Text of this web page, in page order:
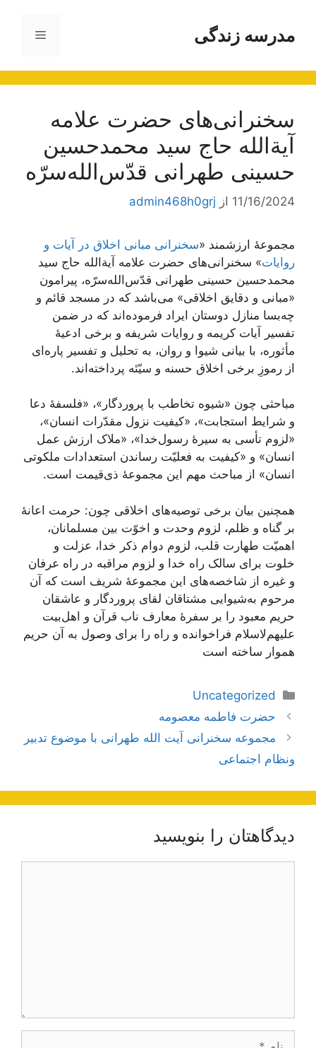
محتوامدرسه زندگی فهرست
سخنرانی‌های حضرت علامه
آیة‌الله حاج سید محمدحسین
حسینی طهرانی قدّس‌الله‌سرّه
11/16/2024 از admin468h0grj
مجموعۀ ارزشمند «سخنرانی مبانی اخلاق در آیات و
روایات» سخنرانی‌های حضرت علامه آیة‌الله حاج سید
محمدحسین حسینی طهرانی قدّس‌الله‌سرّه، پیرامون
«مبانی و دقایق اخلاقی» می‌باشد که در مسجد قائم و
چه‌بسا منازل دوستان ایراد فرموده‌اند که در ضمن
تفسیر آیات کریمه و روایات شریفه و برخی ادعیۀ
مأثوره، با بیانی شیوا و روان، به تحلیل و تفسیر پاره‌ای
از رموزِ برخی اخلاق حسنه و سیّئه پرداخته‌اند.
مباحثی چون «شیوه تخاطب با پروردگار»، «فلسفۀ دعا
و شرایط استجابت»، «کیفیت نزول مقدّرات انسان»،
«لزوم تأسی به سیرۀ رسول‌خدا»، «ملاک ارزش عمل
انسان» و «کیفیت به فعلیّت‌ رساندن استعدادات ملکوتی
انسان» از مباحث مهم این مجموعۀ ذی‌قیمت است.
همچنین بیان برخی توصیه‌های اخلاقی چون: حرمت اعانۀ
بر گناه و ظلم، لزوم وحدت و اخوّت بین مسلمانان،
اهمیّت طهارت قلب، لزوم دوام ذکر خدا، عزلت و
خلوت برای سالک راه خدا و لزوم مراقبه در راه عرفان
و غیره از شاخصه‌های این مجموعۀ شریف است که آن
مرحوم به‌شیوایی مشتاقان لقای پروردگار و عاشقان
حریم معبود را بر سفرۀ معارف ناب قرآن و اهل‌بیت
علیهم‌لاسلام فراخوانده و راه را برای وصول به آن حریم
هموار ساخته است
دسته‌ها
Uncategorized
ناوبری
نوشته‌ها
حضرت فاطمه معصومه
مجموعه سخنرانی آیت الله طهرانی با موضوع تدبیر
ونظام اجتماعی
دیدگاهتان را بنویسید